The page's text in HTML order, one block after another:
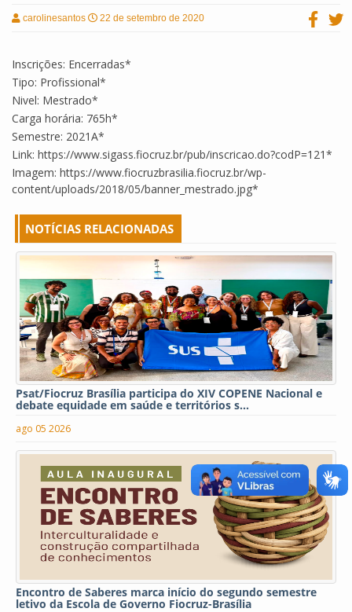
carolinesantos 22 de setembro de 2020
Inscrições: Encerradas*
Tipo: Profissional*
Nivel: Mestrado*
Carga horária: 765h*
Semestre: 2021A*
Link: https://www.sigass.fiocruz.br/pub/inscricao.do?codP=121*
Imagem: https://www.fiocruzbrasilia.fiocruz.br/wp-
content/uploads/2018/05/banner_mestrado.jpg*
NOTÍCIAS RELACIONADAS
Psat/Fiocruz Brasília participa do XIV COPENE Nacional e
debate equidade em saúde e territórios s...
ago 05 2026
Encontro de Saberes marca início do segundo semestre
letivo da Escola de Governo Fiocruz-Brasília